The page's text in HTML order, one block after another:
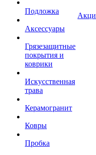
Подложка
Аксессуары
Грязезащитные
покрытия и
коврики
Искусственная
трава
Керамогранит
Ковры
Пробка